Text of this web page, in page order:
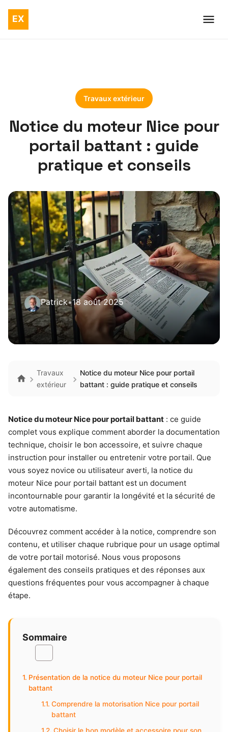
Travaux extérieur
Notice du moteur Nice pour
portail battant : guide
pratique et conseils
Patrick•18 août 2025
Travaux
extérieur
Notice du moteur Nice pour portail
battant : guide pratique et conseils
Notice du moteur Nice pour portail battant : ce guide
complet vous explique comment aborder la documentation
technique, choisir le bon accessoire, et suivre chaque
instruction pour installer ou entretenir votre portail. Que
vous soyez novice ou utilisateur averti, la notice du
moteur Nice pour portail battant est un document
incontournable pour garantir la longévité et la sécurité de
votre automatisme.
Découvrez comment accéder à la notice, comprendre son
contenu, et utiliser chaque rubrique pour un usage optimal
de votre portail motorisé. Nous vous proposons
également des conseils pratiques et des réponses aux
questions fréquentes pour vous accompagner à chaque
étape.
Sommaire
Présentation de la notice du moteur Nice pour portail
battant
Comprendre la motorisation Nice pour portail
battant